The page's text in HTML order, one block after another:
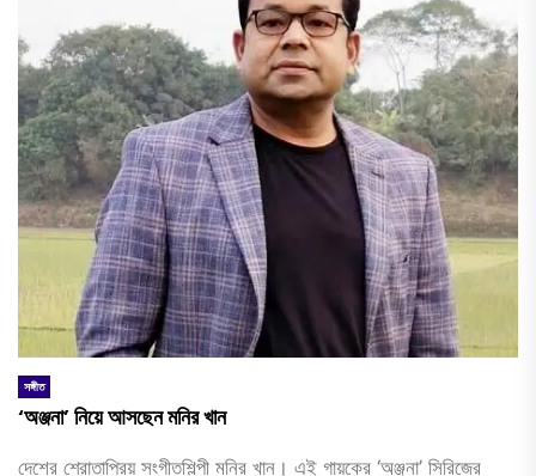
সঙ্গীত
‘অঞ্জনা’ নিয়ে আসছেন মনির খান
দেশের শ্রোতাপ্রিয় সংগীতশিল্পী মনির খান। এই গায়কের ‘অঞ্জনা’ সিরিজের